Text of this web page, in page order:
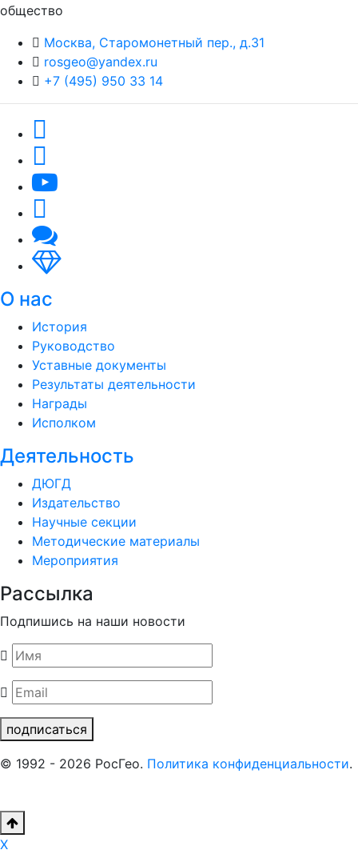
общество
Москва, Старомонетный пер., д.31
rosgeo@yandex.ru
+7 (495) 950 33 14
О нас
История
Руководство
Уставные документы
Результаты деятельности
Награды
Исполком
Деятельность
ДЮГД
Издательство
Научные секции
Методические материалы
Мероприятия
Рассылка
Подпишись на наши новости
подписаться
© 1992 - 2026 РосГео. Политика конфиденциальности.
X